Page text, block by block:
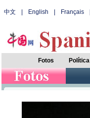
中文 English Français
Fotos Política